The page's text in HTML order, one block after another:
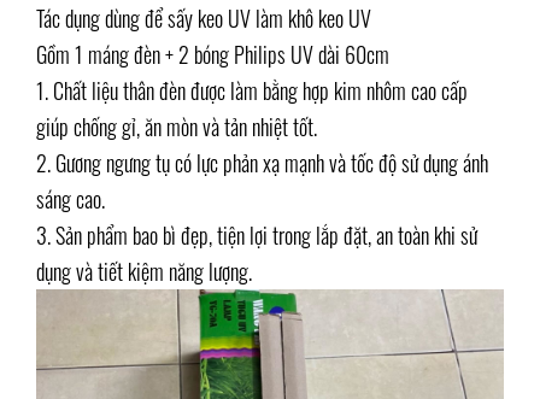
Tác dụng dùng để sấy keo UV làm khô keo UV
Gồm 1 máng đèn + 2 bóng Philips UV dài 60cm
1. Chất liệu thân đèn được làm bằng hợp kim nhôm cao cấp
giúp chống gỉ, ăn mòn và tản nhiệt tốt.
2. Gương ngưng tụ có lực phản xạ mạnh và tốc độ sử dụng ánh
sáng cao.
3. Sản phẩm bao bì đẹp, tiện lợi trong lắp đặt, an toàn khi sử
dụng và tiết kiệm năng lượng.